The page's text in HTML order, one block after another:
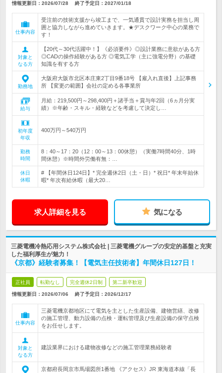
情報更新日：2026/07/28 終了予定日： 2027/01/18
仕事内容
受注前の技術支援から竣工まで、一気通貫で設計実務を担当し周
囲と協力しながら進めていきます。★デスクワーク中心の業務で
す！
対象と
なる方
【20代～30代活躍中！】《必須要件》◎設計業務に意欲がある方
◎CADの操作経験がある方 ◎電気工学（主に強電分野）の基礎
知識を有する方
勤務地
大阪府大阪市北区本庄東2丁目9番18号 【雇入れ直後】上記事務
所 【変更の範囲】会社の定める各事業所
給与
月給：219,500円～298,400円＋諸手当＋賞与年2回（6ヵ月分実
績）※年齢・スキル・経験などを考慮して決定し…
初年度
年収
400万円～540万円
勤務
時間
8：40～17：20（12：00～13：00休憩）（実働7時間40分、1時
間休憩）※時間外労働有無：…
休日
休暇
# 【年間休日124日】* 完全週休2日（土・日）* 祝日* 年末年始休
暇* 年次有給休暇（最大20…
求人詳細を見る 気になる
三菱電機冷熱応用システム株式会社 | 三菱電機グループの安定的基盤と充実
した福利厚生が魅力！
《京都》経験者募集！【電気主任技術者】年間休日127日！
正社員 転勤なし 完全週休2日制 第二新卒歓迎
情報更新日：2026/07/06 終了予定日： 2026/12/17
仕事内容
三菱電機京都地区にて電気を主とした生産設備、建物営繕、改修
の施工管理、動力設備の点検・運転管理及び生産設備の保守点検
をお任せします。
対象と
なる方
建設業界における建物改修などの施工管理業務経験者
京都府長岡京市馬場図所1番地 《アクセス》JR 東海道本線「長